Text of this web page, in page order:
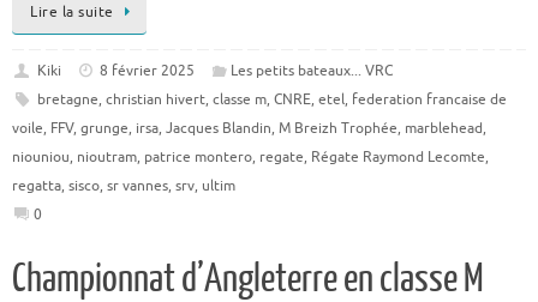
Lire la suite
Kiki 8 février 2025
Les petits bateaux... VRC
bretagne, christian hivert, classe m, CNRE, etel, federation francaise de
voile, FFV, grunge, irsa, Jacques Blandin, M Breizh Trophée, marblehead,
niouniou, nioutram, patrice montero, regate, Régate Raymond Lecomte,
regatta, sisco, sr vannes, srv, ultim
0
Championnat d’Angleterre en classe M